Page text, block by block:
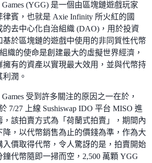
Games (YGG) 是一個由區塊鏈遊戲玩家
律賓，也就是 Axie Infinity 所火紅的國
的去中心化自治組織 (DAO)，用於投資
基於區塊鏈的遊戲中使用的非同質性代幣
織的使命是創建最大的虛擬世界經濟，
擁有的資產以實現最大效用，並與代幣持
潤。
受到許多關注的原因之一在於，
7/27 上線 Sushiswap IDO 平台 MISO 進
，該拍賣方式為「荷蘭式拍賣」，期間內
降，以代幣銷售為止的價錢為準，作為大
入價取得代幣，令人驚訝的是，拍賣開始
鐘代幣隨即一掃而空，2,500 萬顆 YGG